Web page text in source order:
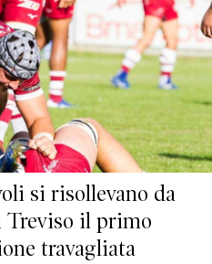
si risollevano da
Treviso il primo
travagliata